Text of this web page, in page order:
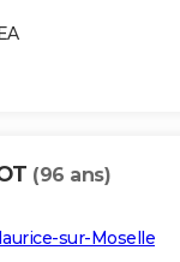
(96 ans)
sur-Moselle